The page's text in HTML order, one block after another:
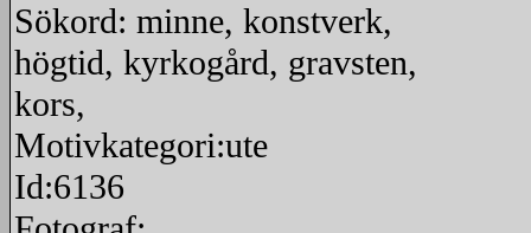
Sökord: minne, konstverk,
högtid, kyrkogård, gravsten,
kors,
Motivkategori:ute
Id:6136